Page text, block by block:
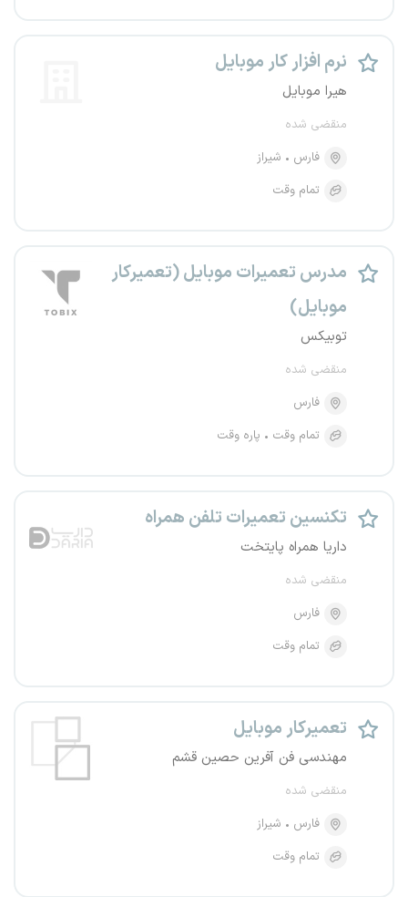
نرم افزار کار موبایل
هیرا موبایل
منقضی شده
فارس
شیراز
تمام وقت
مدرس تعمیرات موبایل (تعمیرکار
موبایل)
توبیکس
منقضی شده
فارس
تمام وقت
پاره وقت
تکنسین تعمیرات تلفن همراه
داریا همراه پایتخت
منقضی شده
فارس
تمام وقت
تعمیرکار موبایل
مهندسی فن آفرین حصین قشم
منقضی شده
فارس
شیراز
تمام وقت